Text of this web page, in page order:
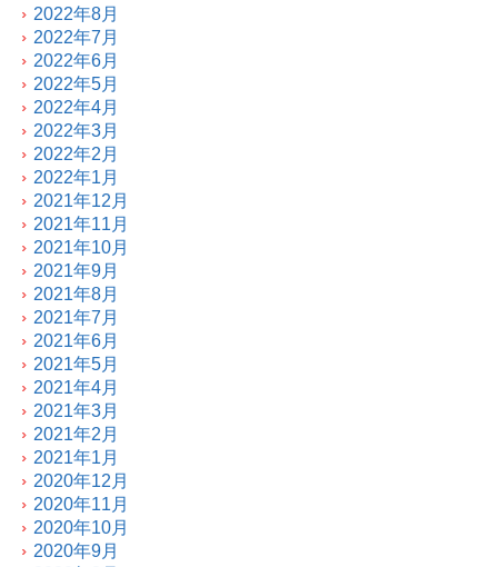
2022年8月
2022年7月
2022年6月
2022年5月
2022年4月
2022年3月
2022年2月
2022年1月
2021年12月
2021年11月
2021年10月
2021年9月
2021年8月
2021年7月
2021年6月
2021年5月
2021年4月
2021年3月
2021年2月
2021年1月
2020年12月
2020年11月
2020年10月
2020年9月